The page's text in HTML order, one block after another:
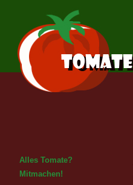
Alles Tomate?
Mitmachen!